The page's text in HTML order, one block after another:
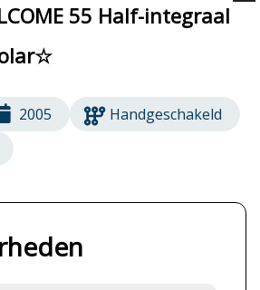
55 Half-integraal
2005
Handgeschakeld